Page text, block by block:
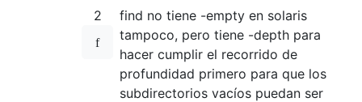
2
find no tiene -empty en solaris
tampoco, pero tiene -depth para
hacer cumplir el recorrido de
profundidad primero para que los
subdirectorios vacíos puedan ser